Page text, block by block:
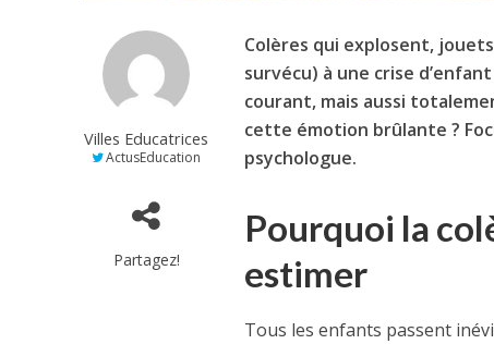
Villes Educatrices
ActusEducation
Partagez!
Colères qui explosent,
survécu) à une crise
courant, mais aussi
cette émotion brûlante ?
psychologue.
Pourquoi la
estimer
Tous les enfants passent